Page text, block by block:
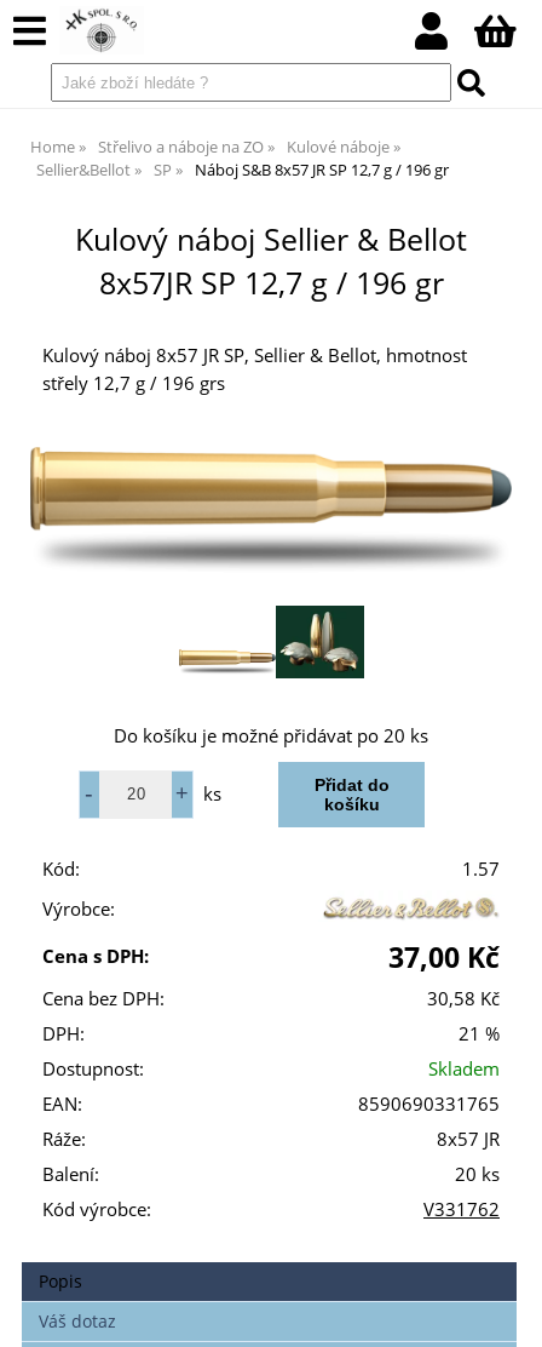
Home Střelivo a náboje na ZO
Kulové náboje
Sellier&Bellot
SP Náboj S&B 8x57 JR SP 12,7 g / 196 gr
Kulový náboj Sellier & Bellot
8x57JR SP 12,7 g / 196 gr
Kulový náboj 8x57 JR SP, Sellier & Bellot, hmotnost
střely 12,7 g / 196 grs
Do košíku je možné přidávat po 20 ks
ks
Kód:
1.57
Výrobce:
Cena s DPH:
37,00 Kč
Cena bez DPH:
30,58 Kč
DPH:
21 %
Dostupnost:
Skladem
EAN:
8590690331765
Ráže:
8x57 JR
Balení:
20 ks
Kód výrobce:
V331762
Popis
Váš dotaz